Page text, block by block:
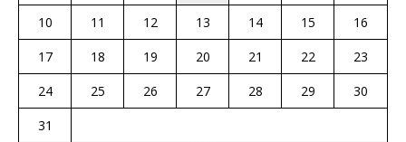
10
11 12 13 14 15
16
17
18 19 20 21 22
23
24
25 26 27 28 29
30
31